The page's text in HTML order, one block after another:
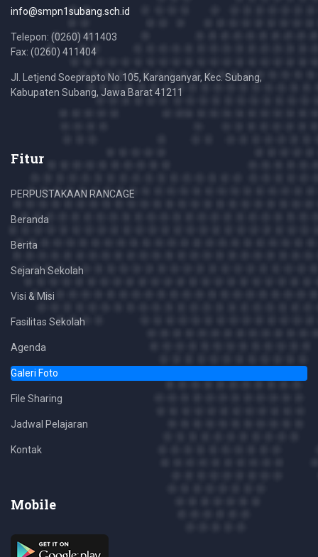
info@smpn1subang.sch.id
Telepon: (0260) 411403
Fax: (0260) 411404
Jl. Letjend Soeprapto No.105, Karanganyar, Kec. Subang,
Kabupaten Subang, Jawa Barat 41211
Fitur
PERPUSTAKAAN RANCAGE
Beranda
Berita
Sejarah Sekolah
Visi & Misi
Fasilitas Sekolah
Agenda
Galeri Foto
File Sharing
Jadwal Pelajaran
Kontak
Mobile